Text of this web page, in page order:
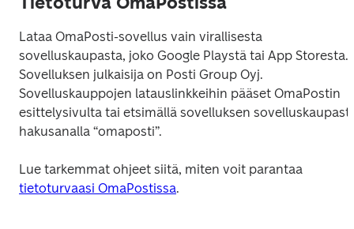
Lataa OmaPosti-sovellus vain virallisesta
sovelluskaupasta, joko Google Playstä tai App Storesta.
Sovelluksen julkaisija on Posti Group Oyj.
Sovelluskauppojen latauslinkkeihin pääset OmaPostin
esittelysivulta tai etsimällä sovelluksen
hakusanalla “omaposti”.
tietoturvaasi OmaPostissa.